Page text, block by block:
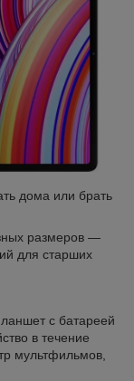
дома или брать
размеров —
для старших
с батареей
в течение
мультфильмов,